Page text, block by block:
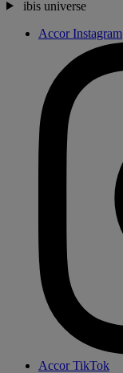
ibis universe
Accor Instagram
Accor TikTok